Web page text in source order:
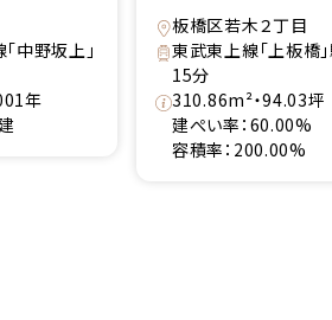
中野坂上」
年
板橋区若木２丁目
東武東上線「上板橋
15分
310.86m²・94.03坪
建ぺい率：60.00%
容積率：200.00%